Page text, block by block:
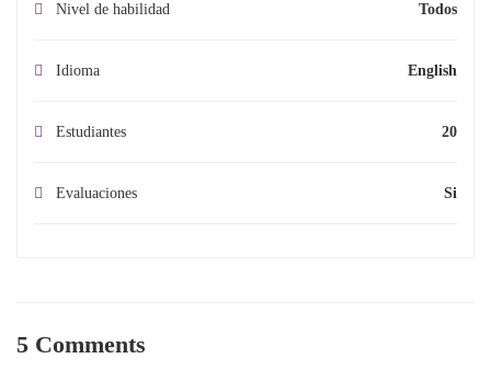
Nivel de habilidad Todos
Idioma English
Estudiantes 20
Evaluaciones Si
5 Comments